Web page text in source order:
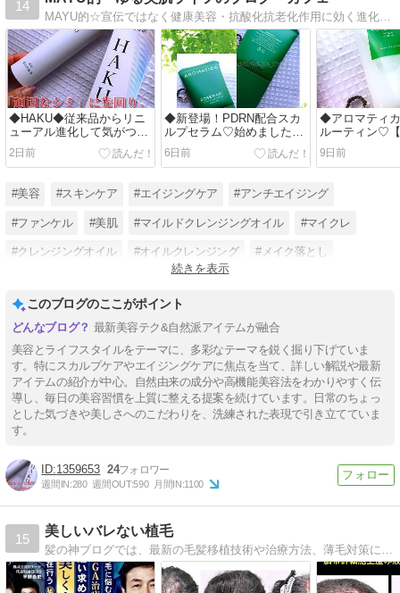
14
MAYU的☆宣伝ではなく健康美容・抗酸化抗老化作用に効く進化する食材！高栄養価新野菜＆機能性コスメ満載！
◆HAKU◆従来品からリニ
ューアル進化して気がつい
たこと【HAKUメラノフォ
ーカスIV 】◆
2日前
◆新登場！PDRN配合スカ
ルプセラム♡始めました！
健やかな頭皮へ導く強化ル
ーティン◆
6日前
◆アロマティ
ルーティン♡
ースカルプス
9日前
#美容 #スキンケア #エイジングケア #アンチエイジング
#ファンケル #美肌 #マイルドクレンジングオイル #マイクレ
#クレンジングオイル #オイルクレンジング #メイク落とし
続きを表示
このブログのここがポイント
最新美容テク&自然派アイテムが融合
美容とライフスタイルをテーマに、多彩なテーマを鋭く掘り下げていま
す。特にスカルプケアやエイジングケアに焦点を当て、詳しい解説や最新
アイテムの紹介が中心。自然由来の成分や高機能美容法をわかりやすく伝
導し、毎日の美容習慣を上質に整える提案を続けています。日常のちょっ
とした気づきや美しさへのこだわりを、洗練された表現で引き立てていま
す。
1359653 24
週間IN:280 週間OUT:590 月間IN:1100
15
美しいバレない植毛